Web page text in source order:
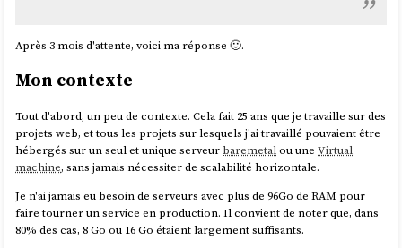
fi
# Why 10 instead default 60? see
ext=a%20value%20of%20swappiness%3D10%20is%20re
commended
echo 10 | tee /proc/sys/vm/swappiness
echo "vm.swappiness=10" | tee -a
Baking(ou "Image Baking") : Il s'agit de créer une image
de serveur prête à l'emploi, avec tous les logiciels et les
configurations nécessaires déjà installés et configurés. Cette
image est ensuite utilisée pour déployer de nouveaux
immédiatement. L'avantage de cette approche est qu'elle
permet de réduire le temps de déploiement et d'assurer la
cohérence des environnements.
Après 3 mois d'attente, voici ma réponse 🙂.
Mon contexte
Tout d'abord, un peu de contexte. Cela fait 25 ans que je travaille sur des
projets web, et tous les projets sur lesquels j'ai travaillé pouvaient être
hébergés sur un seul et unique serveur baremetalou uneVirtual
machine, sans jamais nécessiter de scalabilité horizontale.
Je n'ai jamais eu besoin de serveurs avec plus de 96Go de RAM pour
faire tourner un service en production. Il convient de noter que, dans
80% des cas, 8 Go ou 16 Go étaient largement suffisants.